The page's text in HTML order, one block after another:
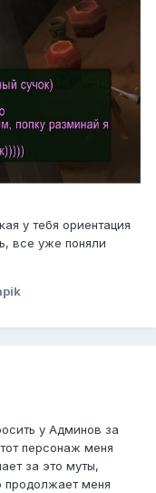
у тебя ориентация
все уже поняли
у Админов за
персонаж меня
за это муты,
продолжает меня